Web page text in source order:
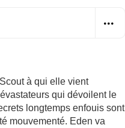
à qui elle vient
qui dévoilent le
longtemps enfouis sont
mouvementé. Eden va